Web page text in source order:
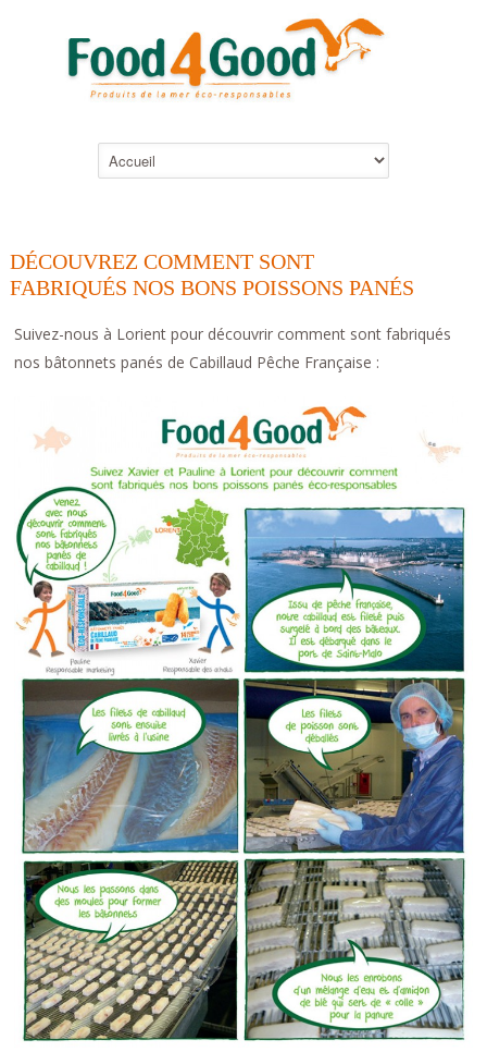
DÉCOUVREZ COMMENT SONT
FABRIQUÉS NOS BONS POISSONS PANÉS
Suivez-nous à Lorient pour découvrir comment sont fabriqués
nos bâtonnets panés de Cabillaud Pêche Française :